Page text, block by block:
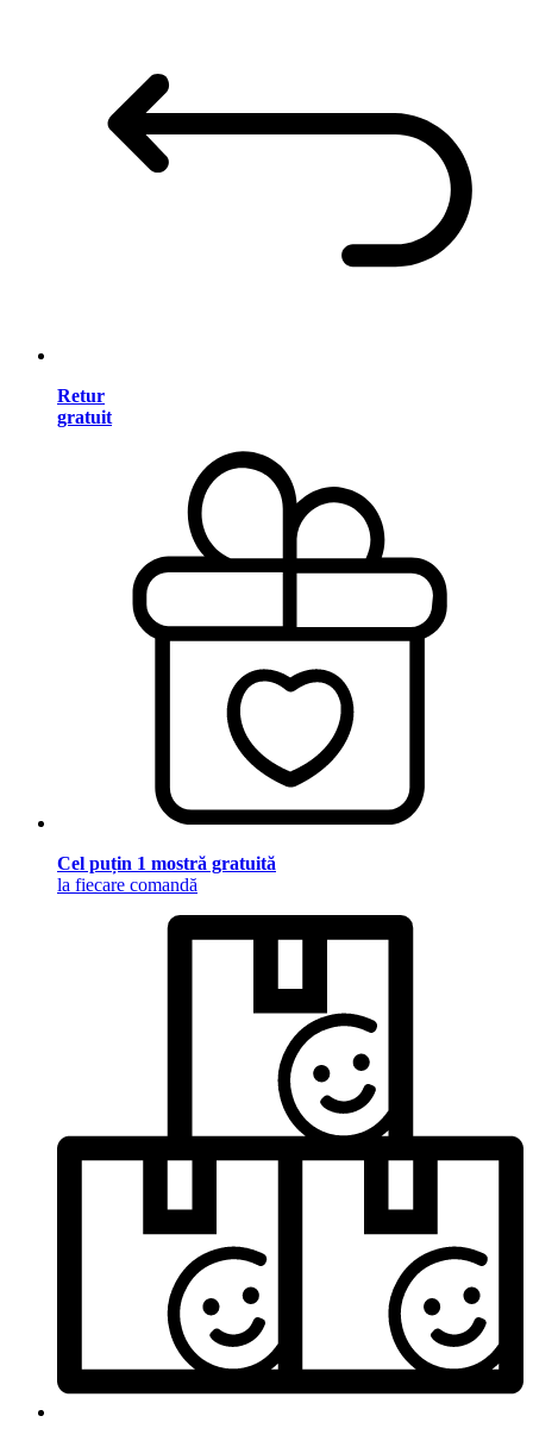
Retur
gratuit
Cel puțin 1 mostră gratuită
la fiecare comandă